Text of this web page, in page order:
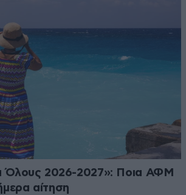
Όλους 2026-2027»: Ποια ΑΦΜ
αίτηση